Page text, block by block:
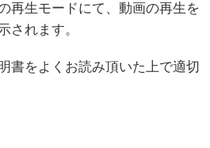
再生モードにて、動画の再生を
されます。
書をよくお読み頂いた上で適切